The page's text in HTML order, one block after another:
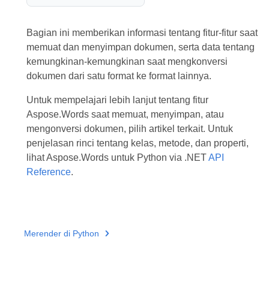
Bagian ini memberikan informasi tentang fitur-fitur saat
memuat dan menyimpan dokumen, serta data tentang
kemungkinan-kemungkinan saat mengkonversi
dokumen dari satu format ke format lainnya.
Untuk mempelajari lebih lanjut tentang fitur
Aspose.Words saat memuat, menyimpan, atau
mengonversi dokumen, pilih artikel terkait. Untuk
penjelasan rinci tentang kelas, metode, dan properti,
lihat Aspose.Words untuk Python via .NETAPI
Reference.
Merender di Python